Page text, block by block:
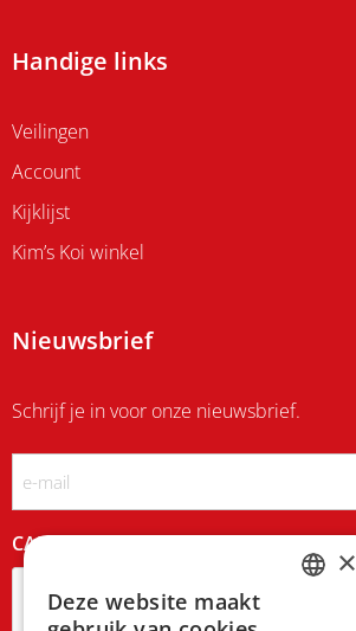
Handige links
Veilingen
Account
Kijklijst
Kim’s Koi winkel
Nieuwsbrief
Schrijf je in voor onze nieuwsbrief.
CAPTCHA ×
Deze website maakt